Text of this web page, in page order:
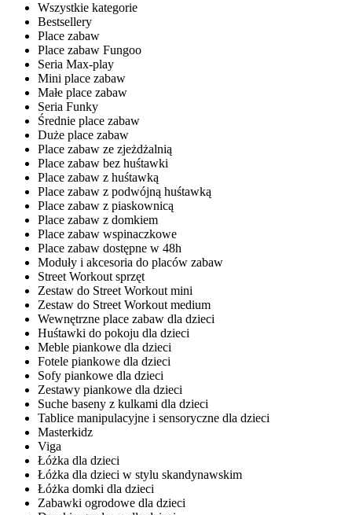
Wszystkie kategorie
Bestsellery
Place zabaw
Place zabaw Fungoo
Seria Max-play
Mini place zabaw
Małe place zabaw
Seria Funky
Średnie place zabaw
Duże place zabaw
Place zabaw ze zjeżdżalnią
Place zabaw bez huśtawki
Place zabaw z huśtawką
Place zabaw z podwójną huśtawką
Place zabaw z piaskownicą
Place zabaw z domkiem
Place zabaw wspinaczkowe
Place zabaw dostępne w 48h
Moduły i akcesoria do placów zabaw
Street Workout sprzęt
Zestaw do Street Workout mini
Zestaw do Street Workout medium
Wewnętrzne place zabaw dla dzieci
Huśtawki do pokoju dla dzieci
Meble piankowe dla dzieci
Fotele piankowe dla dzieci
Sofy piankowe dla dzieci
Zestawy piankowe dla dzieci
Suche baseny z kulkami dla dzieci
Tablice manipulacyjne i sensoryczne dla dzieci
Masterkidz
Viga
Łóżka dla dzieci
Łóżka dla dzieci w stylu skandynawskim
Łóżka domki dla dzieci
Zabawki ogrodowe dla dzieci